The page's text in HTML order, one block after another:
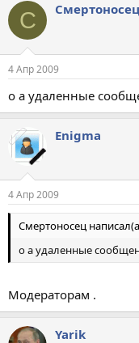
С Смертоносец
4 Апр 2009
о а удаленные
Enigma
4 Апр 2009
Смертоносец
о а удаленные
Модераторам .
Yarik